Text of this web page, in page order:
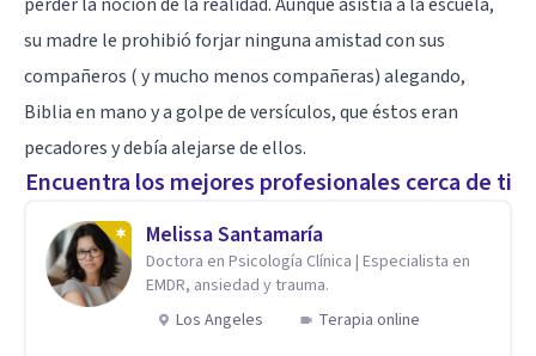
su madre le prohibió forjar ninguna amistad con sus
compañeros ( y mucho menos compañeras) alegando,
Biblia en mano y a golpe de versículos, que éstos eran
pecadores y debía alejarse de ellos.
Encuentra los mejores profesionales cerca de ti
Melissa Santamaría
Doctora en Psicología Clínica | Especialista en
EMDR, ansiedad y trauma.
Los Angeles
Terapia online